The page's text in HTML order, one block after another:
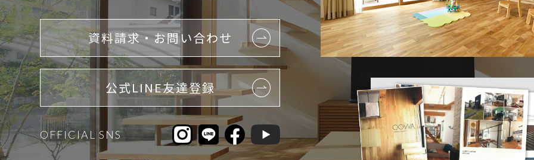
資料請求・お問い合わせ
公式LINE友達登録
OFFICIAL SNS